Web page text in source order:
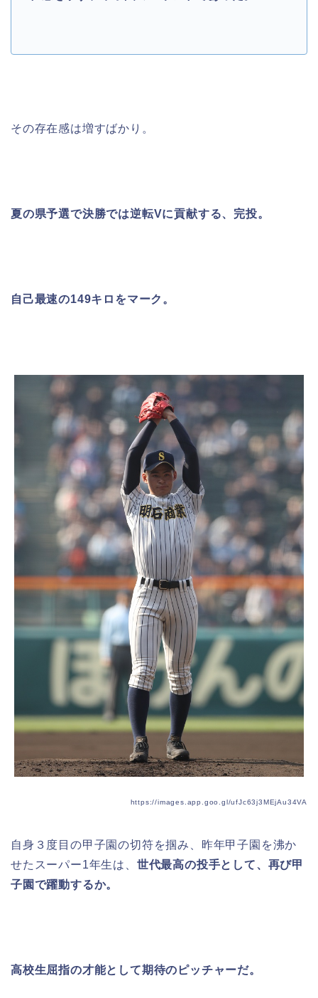
その存在感は増すばかり。
夏の県予選で決勝では逆転Vに貢献する、完投。
自己最速の149キロをマーク。
https://images.app.goo.gl/ufJc63j3MEjAu34VA
自身３度目の甲子園の切符を掴み、昨年甲子園を沸か
せたスーパー1年生は、 世代最高の投手として、再び甲
子園で躍動するか。
高校生屈指の才能として期待のピッチャーだ。